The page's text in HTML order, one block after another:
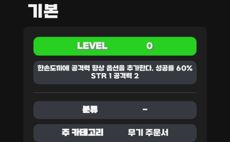
기본
LEVEL 0
한손도끼에 공격력 향상 옵션을 추가한다. 성공률 60%
STR 1 공격력 2
분류 -
주 카테고리 무기 주문서